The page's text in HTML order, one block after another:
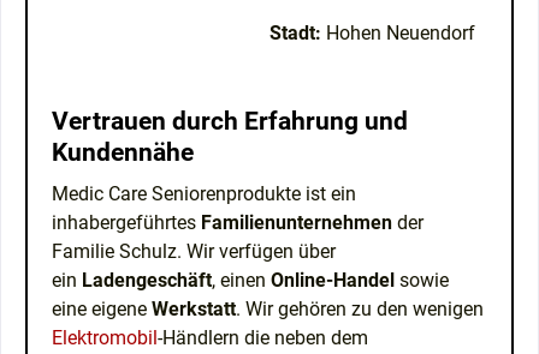
Stadt: Hohen Neuendorf
Vertrauen durch Erfahrung und
Kundennähe
Medic Care Seniorenprodukte ist ein
inhabergeführtes Familienunternehmen der
Familie Schulz. Wir verfügen über
ein Ladengeschäft, einen Online-Handel sowie
eine eigene Werkstatt. Wir gehören zu den wenigen
Elektromobil-Händlern die neben dem